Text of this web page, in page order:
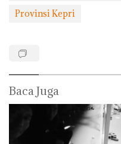
Provinsi Kepri
Baca Juga